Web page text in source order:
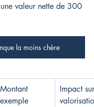
valeur nette de 300
la moins chère
Montant
exemple
Impact sur
valorisation